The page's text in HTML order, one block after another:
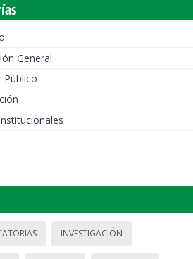
General
Público
INVESTIGACIÓN